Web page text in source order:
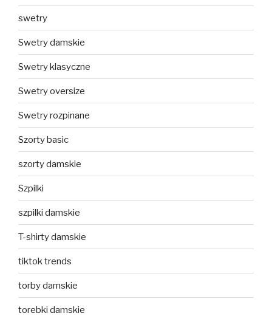
swetry
Swetry damskie
Swetry klasyczne
Swetry oversize
Swetry rozpinane
Szorty basic
szorty damskie
Szpilki
szpilki damskie
T-shirty damskie
tiktok trends
torby damskie
torebki damskie